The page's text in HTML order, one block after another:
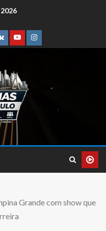
Grande com show que